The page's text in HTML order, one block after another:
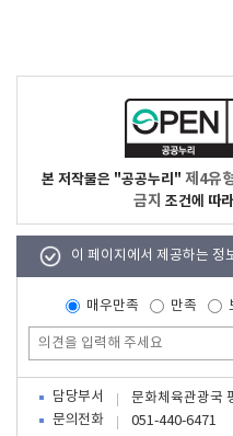
본 저작물은 "공공누리" 제4유
금지 조건에 따
이 페이지에서 제공하는 정
매우만족 만족
담당부서
문화체육관광국
문의전화
051-440-6471